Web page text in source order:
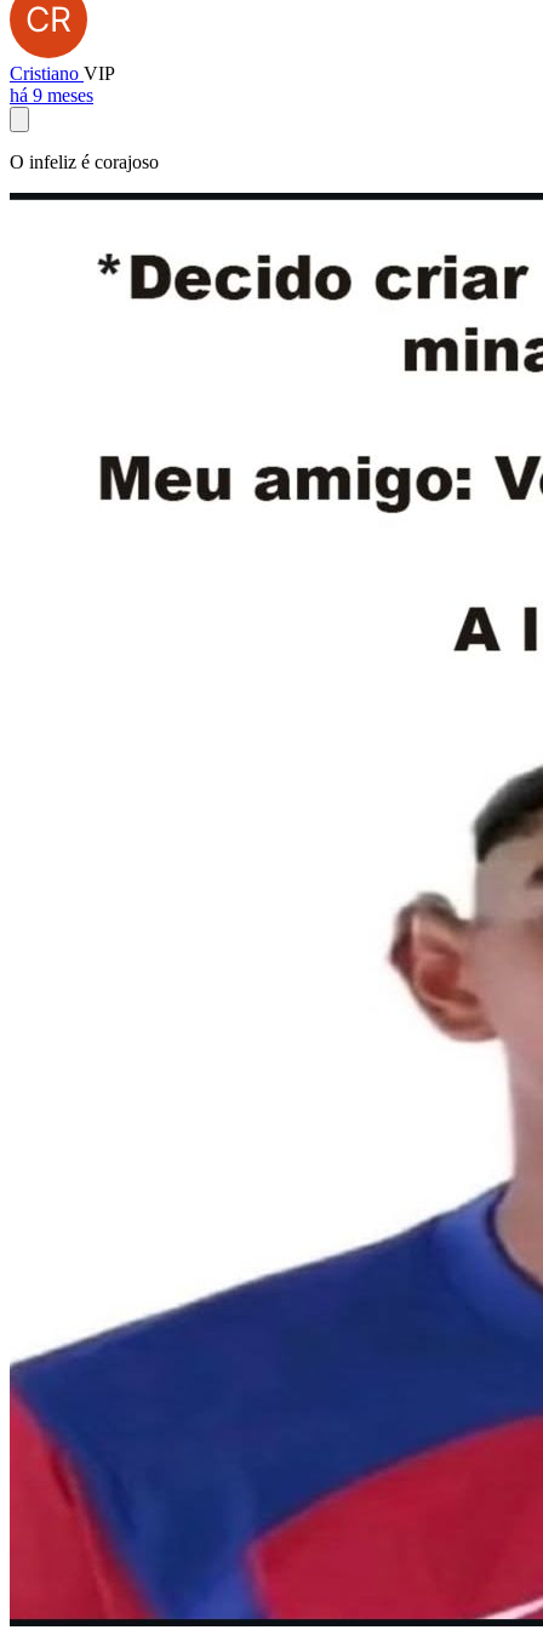
Cristiano VIP
há 9 meses
O infeliz é corajoso